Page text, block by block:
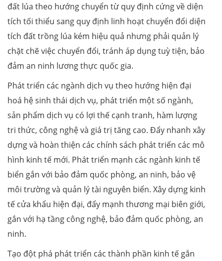
đất lúa theo hướng chuyển từ quy định cứng về diện
tích tối thiểu sang quy định linh hoạt chuyển đổi diện
tích đất trồng lúa kém hiệu quả nhưng phải quản lý
chặt chẽ việc chuyển đổi, tránh áp dụng tuỳ tiện, bảo
đảm an ninh lương thực quốc gia.
Phát triển các ngành dịch vụ theo hướng hiện đại
hoá hệ sinh thái dịch vụ, phát triển một số ngành,
sản phẩm dịch vụ có lợi thế cạnh tranh, hàm lượng
tri thức, công nghệ và giá trị tăng cao. Đẩy nhanh xây
dựng và hoàn thiện các chính sách phát triển các mô
hình kinh tế mới. Phát triển mạnh các ngành kinh tế
biển gắn với bảo đảm quốc phòng, an ninh, bảo vệ
môi trường và quản lý tài nguyên biển. Xây dựng kinh
tế cửa khẩu hiện đại, đẩy mạnh thương mại biên giới,
gắn với hạ tầng công nghệ, bảo đảm quốc phòng, an
ninh.
Tạo đột phá phát triển các thành phần kinh tế gắn